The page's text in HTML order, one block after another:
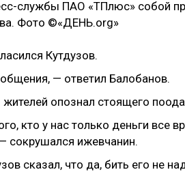
Кутдузов.
— ответил Балобанов.
жителей опознал стоящего
кто у нас только деньги все
сокрушался ижевчанин.
сказал, что да, бить его не